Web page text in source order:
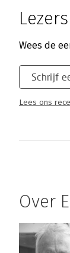
Wees de
Schrijf
Lees ons
Over